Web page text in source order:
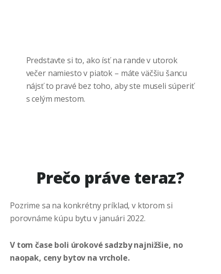
Predstavte si to, ako ísť na rande v utorok
večer namiesto v piatok – máte väčšiu šancu
nájsť to pravé bez toho, aby ste museli súperiť
s celým mestom.
Prečo práve teraz?
Pozrime sa na konkrétny príklad, v ktorom si
porovnáme kúpu bytu v januári 2022.
V tom čase boli úrokové sadzby najnižšie, no
naopak, ceny bytov na vrchole.